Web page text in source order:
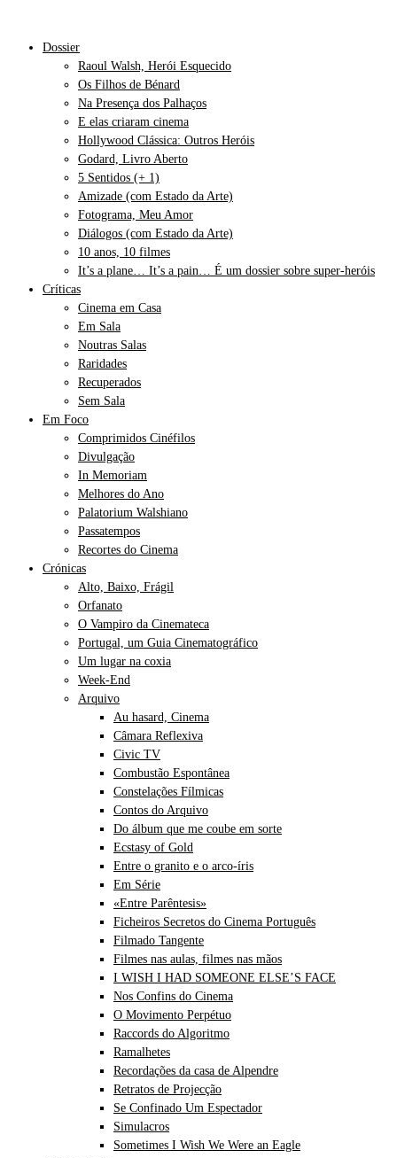
Dossier
Raoul Walsh, Herói Esquecido
Os Filhos de Bénard
Na Presença dos Palhaços
E elas criaram cinema
Hollywood Clássica: Outros Heróis
Godard, Livro Aberto
5 Sentidos (+ 1)
Amizade (com Estado da Arte)
Fotograma, Meu Amor
Diálogos (com Estado da Arte)
10 anos, 10 filmes
It’s a plane… It’s a pain… É um dossier sobre super-heróis
Críticas
Cinema em Casa
Em Sala
Noutras Salas
Raridades
Recuperados
Sem Sala
Em Foco
Comprimidos Cinéfilos
Divulgação
In Memoriam
Melhores do Ano
Palatorium Walshiano
Passatempos
Recortes do Cinema
Crónicas
Alto, Baixo, Frágil
Orfanato
O Vampiro da Cinemateca
Portugal, um Guia Cinematográfico
Um lugar na coxia
Week-End
Arquivo
Au hasard, Cinema
Câmara Reflexiva
Civic TV
Combustão Espontânea
Constelações Fílmicas
Contos do Arquivo
Do álbum que me coube em sorte
Ecstasy of Gold
Entre o granito e o arco-íris
Em Série
«Entre Parêntesis»
Ficheiros Secretos do Cinema Português
Filmado Tangente
Filmes nas aulas, filmes nas mãos
I WISH I HAD SOMEONE ELSE’S FACE
Nos Confins do Cinema
O Movimento Perpétuo
Raccords do Algoritmo
Ramalhetes
Recordações da casa de Alpendre
Retratos de Projecção
Se Confinado Um Espectador
Simulacros
Sometimes I Wish We Were an Eagle